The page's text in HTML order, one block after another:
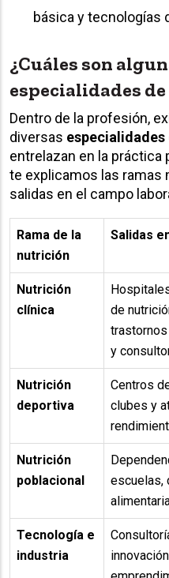
básica y tecnologías
¿Cuáles son
especialidades
Dentro de la profesión,
diversas
entrelazan en la práctica
te explicamos las ramas
salidas en el campo
Rama de la
nutrición
Salidas
Nutrición
clínica
de
trastornos
y
Nutrición
deportiva
Centros
clubes y
Nutrición
poblacional
escuelas,
Tecnología e
industria